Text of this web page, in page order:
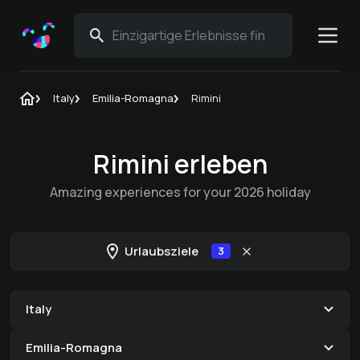
Italy Emilia-Romagna Rimini
Rimini erleben
Amazing experiences for your 2026 holiday
Urlaubsziele 3
Italy
Emilia-Romagna